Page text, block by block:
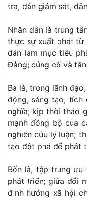
tra, dân giám sát,
Nhân dân là trung
thực sự xuất phát từ
dân làm mục tiêu
Đảng; củng cố và
Ba là, trong lãnh
động, sáng tạo,
nghĩa; kịp thời tháo
mạnh đồng bộ của
nghiên cứu lý luận;
tạo đột phá để phát
Bốn là, tập trung
phát triển; giữa đổi
định hướng xã hội